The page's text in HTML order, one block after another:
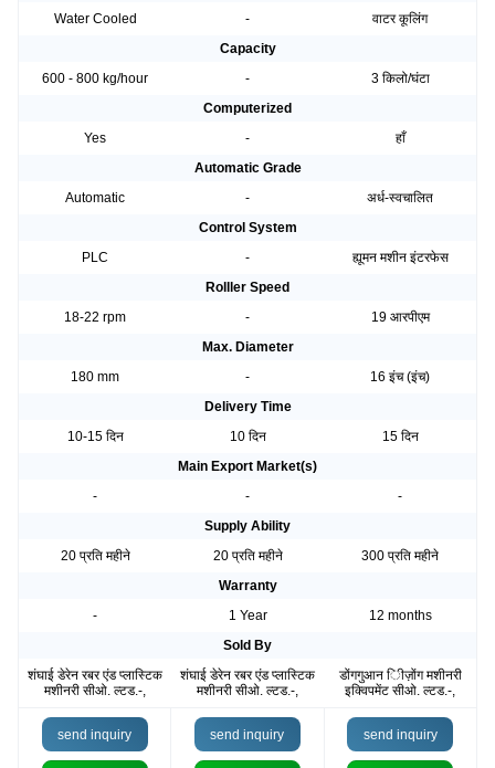
Water Cooled
-
वाटर कूलिंग
Capacity
600 - 800 kg/hour
-
3 किलो/घंटा
Computerized
Yes
-
हाँ
Automatic Grade
Automatic
-
अर्ध-स्वचालित
Control System
PLC
-
ह्यूमन मशीन इंटरफेस
Rolller Speed
18-22 rpm
-
19 आरपीएम
Max. Diameter
180 mm
-
16 इंच (इंच)
Delivery Time
10-15 दिन
10 दिन
15 दिन
Main Export Market(s)
-
-
-
Supply Ability
20 प्रति महीने
20 प्रति महीने
300 प्रति महीने
Warranty
-
1 Year
12 months
Sold By
शंघाई डेरेन रबर एंड प्लास्टिक
मशीनरी सीओ. ल्टड.-,
शंघाई डेरेन रबर एंड प्लास्टिक
मशीनरी सीओ. ल्टड.-,
डोंगगुआन ीिज़ोंग मशीनरी
इक्विपमेंट सीओ. ल्टड.-,
send inquiry send inquiry send inquiry